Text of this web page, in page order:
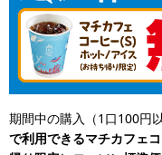
期間中の購入（1口100円以
で利用できるマチカフェ